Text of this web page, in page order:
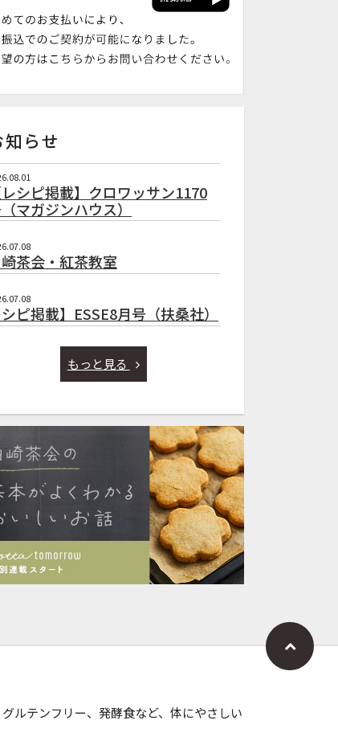
知らせ
レシピ掲載】クロワッサン1170
マガジンハウス）
茶会・紅茶教室
シピ掲載】ESSE8月号（扶桑社）
もっと見る
ルテンフリー、発酵食など、体にやさしい